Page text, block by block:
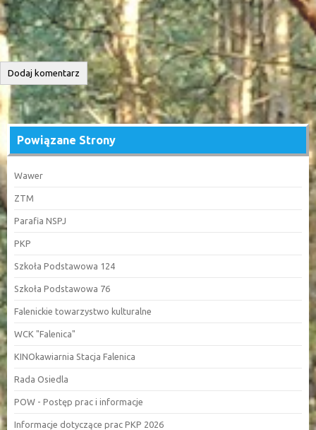
Powiązane Strony
Wawer
ZTM
Parafia NSPJ
PKP
Szkoła Podstawowa 124
Szkoła Podstawowa 76
Falenickie towarzystwo kulturalne
WCK "Falenica"
KINOkawiarnia Stacja Falenica
Rada Osiedla
POW - Postęp prac i informacje
Informacje dotyczące prac PKP 2026